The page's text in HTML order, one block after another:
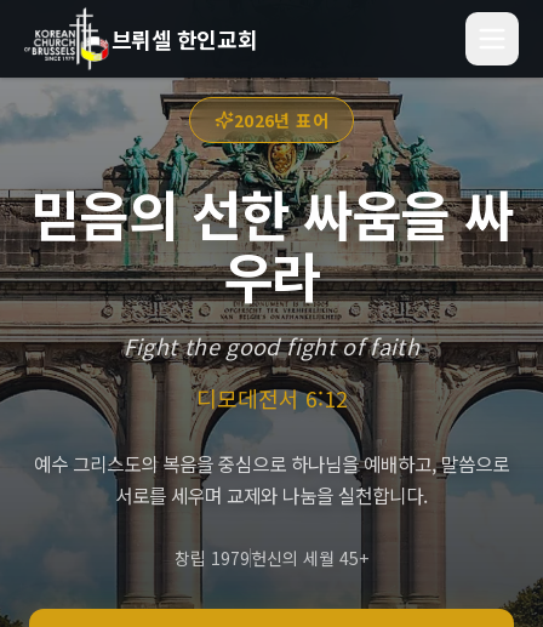
브뤼셀 한인교회
2026년 표어
믿음의 선한 싸움을 싸
우라
Fight the good fight of faith
디모데전서 6:12
예수 그리스도의 복음을 중심으로 하나님을 예배하고, 말씀으로
서로를 세우며 교제와 나눔을 실천합니다.
창립 1979헌신의 세월 45+